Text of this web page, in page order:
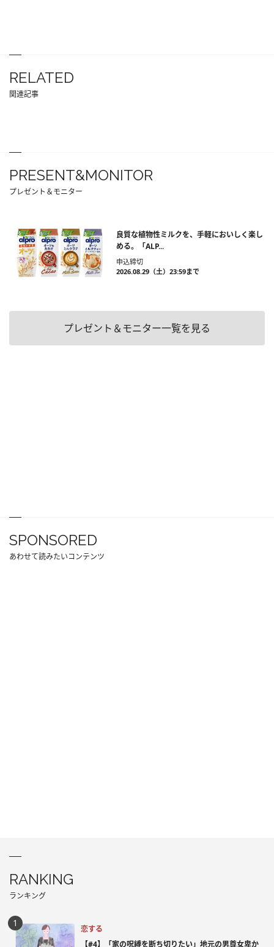
RELATED
関連記事
PRESENT&MONITOR
プレゼント＆モニター
良質な植物性ミルクを、手軽においしく楽し
める。「ALP...
申込締切
2026.08.29（土）23:59まで
プレゼント＆モニター一覧を見る
SPONSORED
あわせて読みたいコンテンツ
RANKING
ランキング
恋する
【#4】「家の呪縛を断ち切りたい」地元の男尊女卑か